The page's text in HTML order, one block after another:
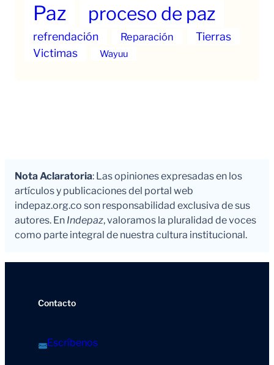
Paz proceso de paz
refrendación Reparación
Tierras
Victimas
Wayuu
Nota Aclaratoria: Las opiniones expresadas en los
artículos y publicaciones del portal web
indepaz.org.co son responsabilidad exclusiva de sus
autores. En Indepaz, valoramos la pluralidad de voces
como parte integral de nuestra cultura institucional.
Contacto
Escríbenos